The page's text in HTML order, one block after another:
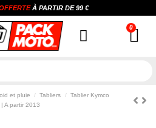
À PARTIR DE99 €
et pluie Tabliers
Tablier Kymco
A partir 2013